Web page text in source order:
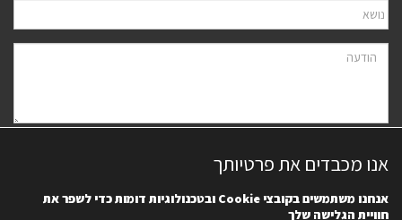
הפרטיותשל האתר. ידוע לי שאוכל לבטל את הרישום בכל עת.
אנו מכבדים את פרטיותך
אנחנו משתמשים בקובציCookie ובטכנולוגיות דומות כדי לשפר את
חוויית הגלישה שלך